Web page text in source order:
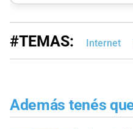
#TEMAS: Internet
Además tenés